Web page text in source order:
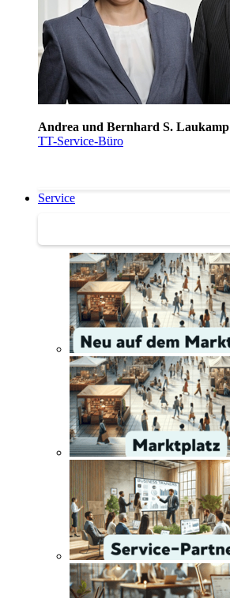
Andrea und Bernhard S. Laukamp
TT-Service-Büro
Service